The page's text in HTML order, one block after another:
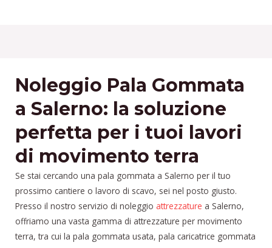
Noleggio Pala Gommata
a Salerno: la soluzione
perfetta per i tuoi lavori
di movimento terra
Se stai cercando una pala gommata a Salerno per il tuo
prossimo cantiere o lavoro di scavo, sei nel posto giusto.
Presso il nostro servizio di noleggio attrezzature a Salerno,
offriamo una vasta gamma di attrezzature per movimento
terra, tra cui la pala gommata usata, pala caricatrice gommata